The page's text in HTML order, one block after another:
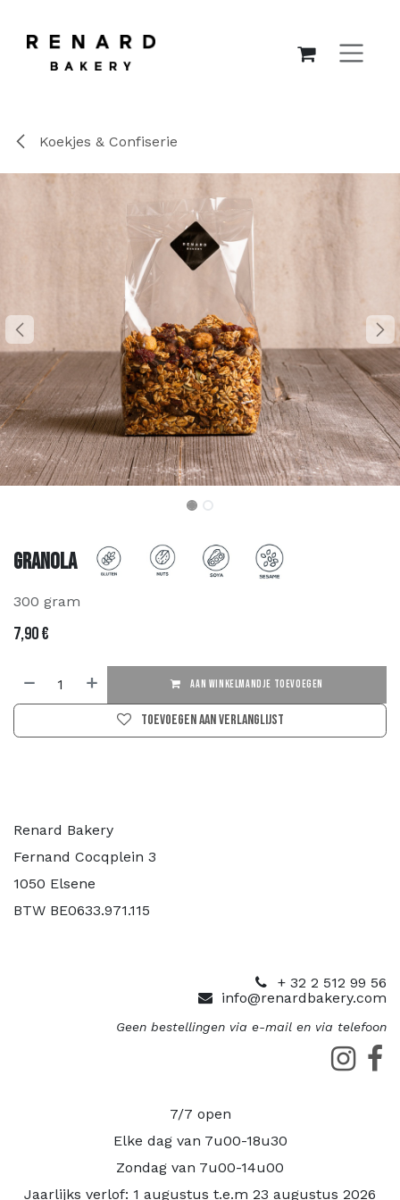
Koekjes & Confiserie
Granola
300 gram
7,90€
AAN WINKELMANDJE TOEVOEGEN
Toevoegen aan verlanglijst
Renard Bakery
Fernand Cocqplein 3
1050 Elsene
BTW BE0633.971.115
+ 32 2 512 99 56
info@renardbakery.com
Geen bestellingen via e-mail en via telefoon
7/7 open
Elke dag van 7u00-18u30
Zondag van 7u00-14u00
Jaarlijks verlof: 1 augustus t.e.m 23 augustus 2026